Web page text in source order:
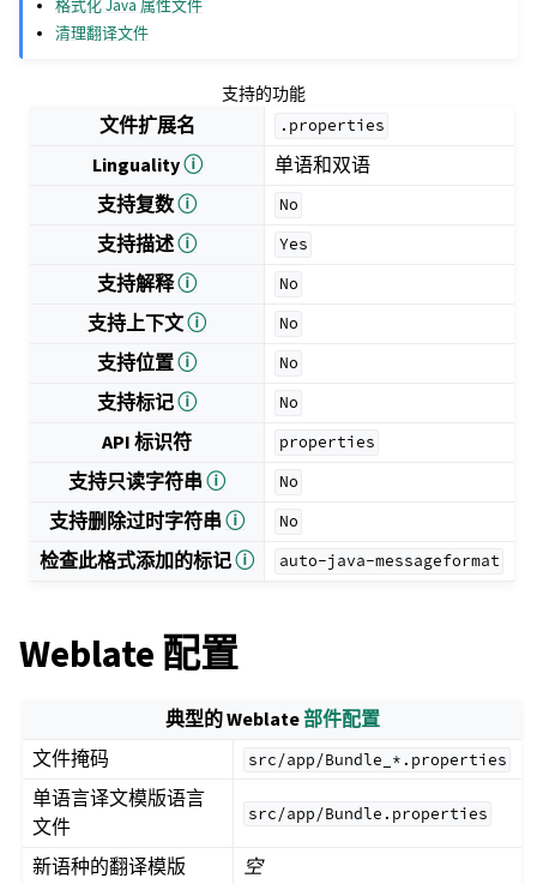
格式化 Java 属性文件
清理翻译文件
支持的功能
文件扩展名 .properties
Lingualityⓘ
单语和双语
支持复数ⓘ No
支持描述ⓘ Yes
支持解释ⓘ No
支持上下文ⓘ No
支持位置ⓘ No
支持标记ⓘ No
API 标识符 properties
支持只读字符串ⓘ No
支持删除过时字符串ⓘ No
检查此格式添加的标记ⓘ auto-java-messageformat
Weblate 配置
典型的 Weblate部件配置
文件掩码
src/app/Bundle_*.properties
单语言译文模版语言
文件
src/app/Bundle.properties
新语种的翻译模版 空